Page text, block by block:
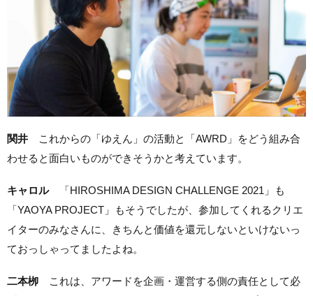
関井 これからの「ゆえん」の活動と「AWRD」をどう組み合
わせると面白いものができそうかと考えています。
キャロル
「HIROSHIMA DESIGN CHALLENGE 2021」も
「YAOYA PROJECT」もそうでしたが、参加してくれるクリエ
イターのみなさんに、きちんと価値を還元しないといけないっ
ておっしゃってましたよね。
二本栁 これは、アワードを企画・運営する側の責任として必